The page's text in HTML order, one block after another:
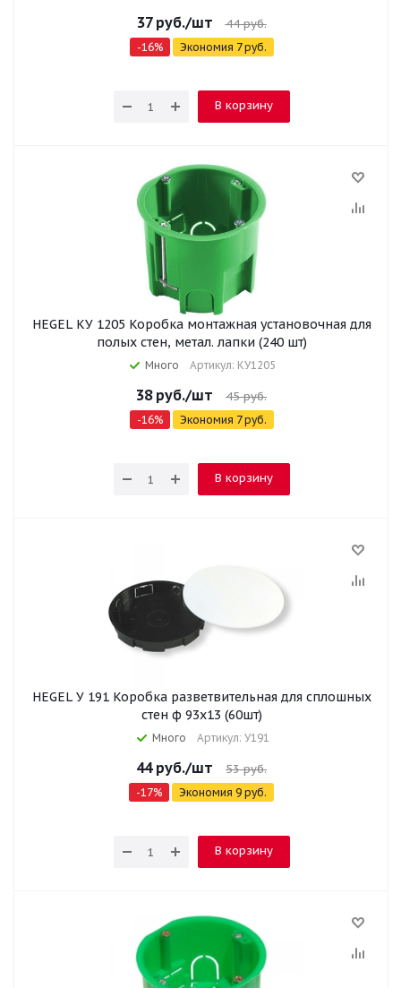
37руб./шт 44руб.
-16% Экономия 7руб.
В корзину
HEGEL КУ 1205 Коробка монтажная установочная для
полых стен, метал. лапки (240 шт)
Много Артикул: КУ1205
38руб./шт 45руб.
-16% Экономия 7руб.
В корзину
HEGEL У 191 Коробка разветвительная для сплошных
стен ф 93х13 (60шт)
Много Артикул: У191
44руб./шт 53руб.
-17% Экономия 9 руб.
В корзину